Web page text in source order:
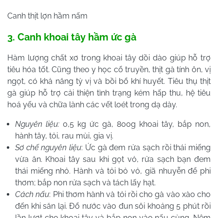
Canh thịt lợn hầm nấm
3. Canh khoai tây hầm ức gà
Hàm lượng chất xơ trong khoai tây dồi dào giúp hỗ trợ
tiêu hóa tốt. Cũng theo y học cổ truyền, thịt gà tính ôn, vị
ngọt, có khả năng tỳ vị và bồi bổ khí huyết. Tiêu thụ thịt
gà giúp hỗ trợ cải thiện tình trạng kém hấp thu, hệ tiêu
hoá yếu và chữa lành các vết loét trong dạ dày.
Nguyên liệu: 0,5 kg ức gà, 800g khoai tây, bắp non,
hành tây, tỏi, rau mùi, gia vị.
Sơ chế nguyên liệu: Ức gà đem rửa sạch rồi thái miếng
vừa ăn. Khoai tây sau khi gọt vỏ, rửa sạch bạn đem
thái miếng nhỏ. Hành và tỏi bỏ vỏ, giã nhuyễn để phi
thơm; bắp non rửa sạch và tách lấy hạt.
Cách nấu: Phi thơm hành và tỏi rồi cho gà vào xào cho
đến khi săn lại. Đổ nước vào đun sôi khoảng 5 phút rồi